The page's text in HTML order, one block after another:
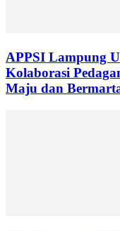
APPSI Lampung
Kolaborasi
Maju dan